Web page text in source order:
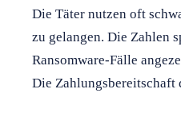
Die Täter nutzen oft
zu gelangen. Die Zahlen
Ransomware-Fälle
Die Zahlungsbereitschaft